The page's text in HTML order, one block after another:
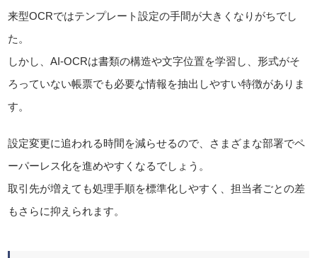
来型OCRではテンプレート設定の手間が大きくなりがちでし
た。
しかし、AI-OCRは書類の構造や文字位置を学習し、形式がそ
ろっていない帳票でも必要な情報を抽出しやすい特徴がありま
す。
設定変更に追われる時間を減らせるので、さまざまな部署でペ
ーパーレス化を進めやすくなるでしょう。
取引先が増えても処理手順を標準化しやすく、担当者ごとの差
もさらに抑えられます。